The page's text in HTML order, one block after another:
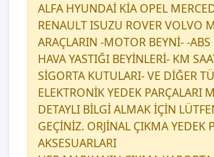
ALFA HYUNDAİ KİA OPEL
RENAULT ISUZU ROVER VOLVO
ARAÇLARIN -MOTOR BEYNİ- -ABS
HAVA YASTIĞI BEYİNLERİ- KM
SİGORTA KUTULARI- VE DİĞER
ELEKTRONİK YEDEK PARÇALARI
DETAYLI BİLGİ ALMAK İÇİN
GEÇİNİZ. ORJİNAL ÇIKMA YEDEK
AKSESUARLARI